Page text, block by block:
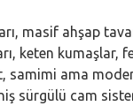
masif ahşap
keten kumaşlar,
samimi ama
sürgülü cam